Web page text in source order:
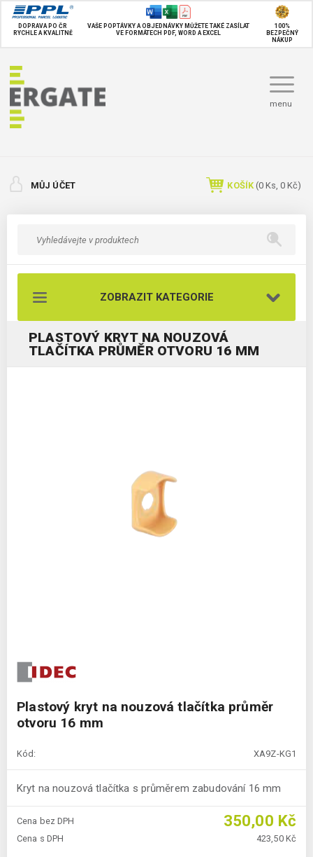
DOPRAVA PO ČR
RYCHLE A KVALITNĚ
VAŠE POPTÁVKY A OBJEDNÁVKY MŮŽETE TAKÉ ZASÍLAT
VE FORMÁTECH PDF, WORD A EXCEL
100%
BEZPEČNÝ
NÁKUP
menu
MŮJ ÚČET KOŠÍK (0 Ks, 0 Kč)
ZOBRAZIT KATEGORIE
PLASTOVÝ KRYT NA NOUZOVÁ
TLAČÍTKA PRŮMĚR OTVORU 16 MM
Plastový kryt na nouzová tlačítka průměr
otvoru 16 mm
Kód: XA9Z-KG1
Kryt na nouzová tlačítka s průměrem zabudování 16 mm
Cena bez DPH 350,00 Kč
Cena s DPH 423,50 Kč